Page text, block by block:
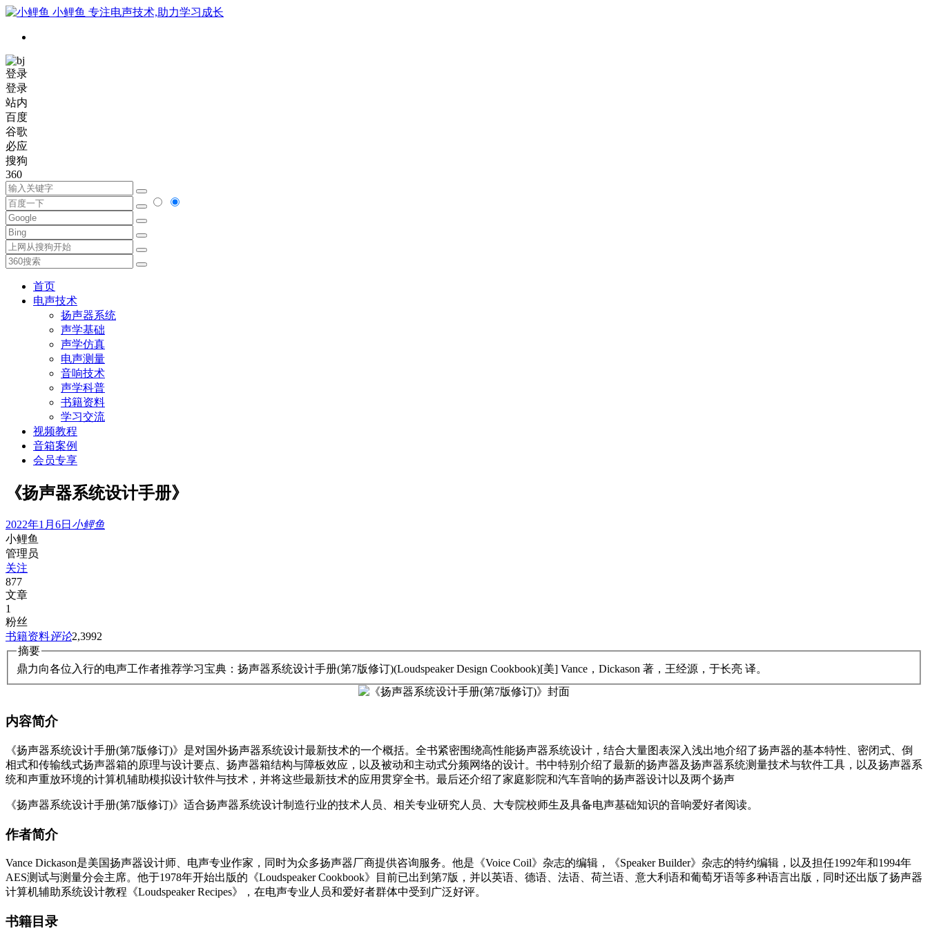
小鲤鱼 专注电声技术,助力学习成长
登录
登录
站内
百度
谷歌
必应
搜狗
360
首页
电声技术
扬声器系统
声学基础
声学仿真
电声测量
音响技术
声学科普
书籍资料
学习交流
视频教程
音箱案例
会员专享
《扬声器系统设计手册》
2022年1月6日 小鲤鱼
小鲤鱼
管理员
关注
877
文章
1
粉丝
书籍资料评论2,3992
摘要
鼎力向各位入行的电声工作者推荐学习宝典：扬声器系统设计手册(第7版修订)(Loudspeaker Design Cookbook)[美] Vance，Dickason 著，王经源，于长亮 译。
内容简介
《扬声器系统设计手册(第7版修订)》是对国外扬声器系统设计最新技术的一个概括。全书紧密围绕高性能扬声器系统设计，结合大量图表深入浅出地介绍了扬声器的基本特性、密闭式、倒
相式和传输线式扬声器箱的原理与设计要点、扬声器箱结构与障板效应，以及被动和主动式分频网络的设计。书中特别介绍了最新的扬声器及扬声器系统测量技术与软件工具，以及扬声器系
统和声重放环境的计算机辅助模拟设计软件与技术，并将这些最新技术的应用贯穿全书。最后还介绍了家庭影院和汽车音响的扬声器设计以及两个扬声
《扬声器系统设计手册(第7版修订)》适合扬声器系统设计制造行业的技术人员、相关专业研究人员、大专院校师生及具备电声基础知识的音响爱好者阅读。
作者简介
Vance Dickason是美国扬声器设计师、电声专业作家，同时为众多扬声器厂商提供咨询服务。他是《Voice Coil》杂志的编辑，《Speaker Builder》杂志的特约编辑，以及担任1992年和1994年
AES测试与测量分会主席。他于1978年开始出版的《Loudspeaker Cookbook》目前已出到第7版，并以英语、德语、法语、荷兰语、意大利语和葡萄牙语等多种语言出版，同时还出版了扬声器
计算机辅助系统设计教程《Loudspeaker Recipes》，在电声专业人员和爱好者群体中受到广泛好评。
书籍目录